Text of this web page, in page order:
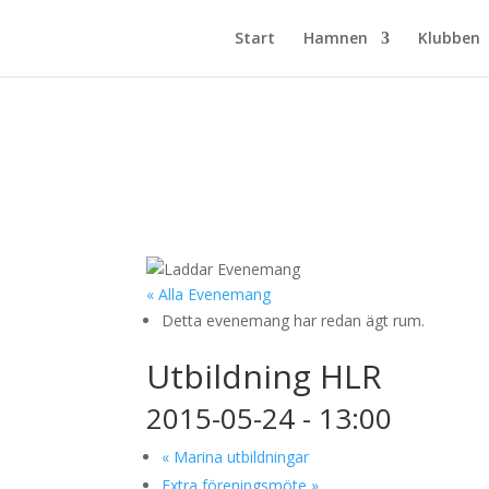
Start Hamnen Klubben
« Alla Evenemang
Detta evenemang har redan ägt rum.
Utbildning HLR
2015-05-24 - 13:00
« Marina utbildningar